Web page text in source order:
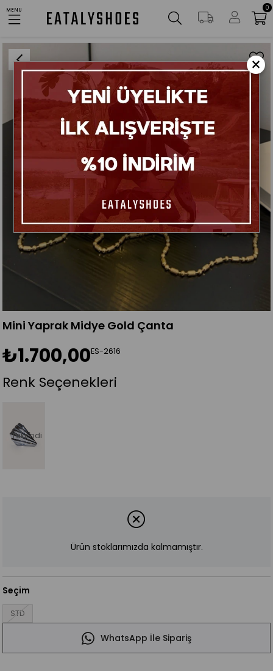
MENU 0
Mini Yaprak Midye Gold Çanta
₺1.700,00ES-2616
Renk Seçenekleri
Tükendi
Ürün stoklarımızda kalmamıştır.
Seçim
STD
WhatsApp İle Sipariş
×